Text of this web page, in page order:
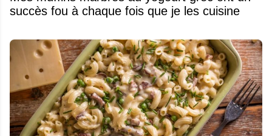
succès fou à chaque fois que je les cuisine